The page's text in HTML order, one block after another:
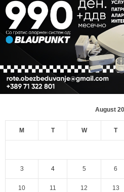
August
M T W T
3 4 5 6
10 11 12 13